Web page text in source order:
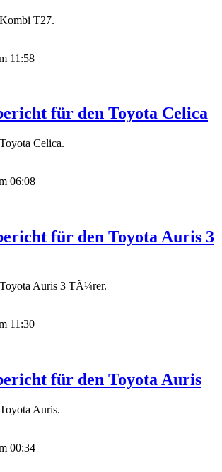
T27.
11:58
für den Toyota Celica
Celica.
06:08
für den Toyota Auris 3
Auris 3 TÃ¼rer.
11:30
für den Toyota Auris
Auris.
00:34